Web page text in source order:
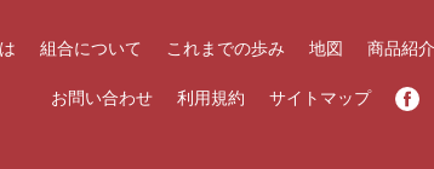
組合について これまでの歩み 地図 商品紹介
お問い合わせ 利用規約 サイトマップ